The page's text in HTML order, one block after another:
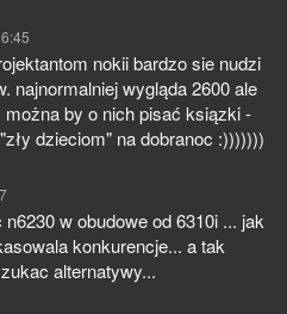
nokii bardzo sie nudzi
najnormalniej wygląda 2600 ale
by o nich pisać ksiązki -
dzieciom" na dobranoc :)))))))
w obudowe od 6310i ... jak
konkurencje... a tak
alternatywy...